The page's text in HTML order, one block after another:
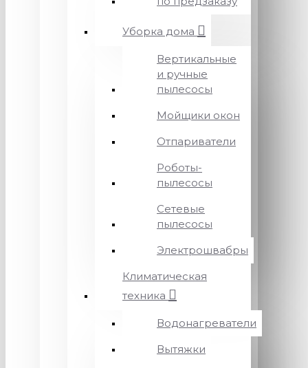
Уборка дома
Вертикальные
и ручные
пылесосы
Мойщики окон
Отпариватели
Роботы-
пылесосы
Сетевые
пылесосы
Электрошвабры
Климатическая
техника
Водонагреватели
Вытяжки